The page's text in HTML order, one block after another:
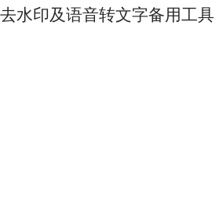
去水印及语音转文字备用工具